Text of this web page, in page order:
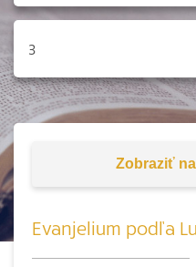
Zobraziť
Evanjelium podľa